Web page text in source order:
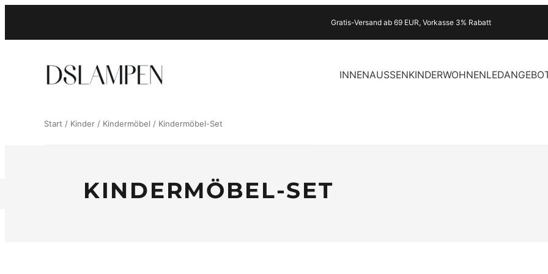
springen
Gratis-Versand ab 69 EUR, Vorkasse 3% Rabatt
INNENAUSSENKINDERWOHNENLED
Start / Kinder / Kindermöbel / Kindermöbel-Set
KINDERMÖBEL-SET